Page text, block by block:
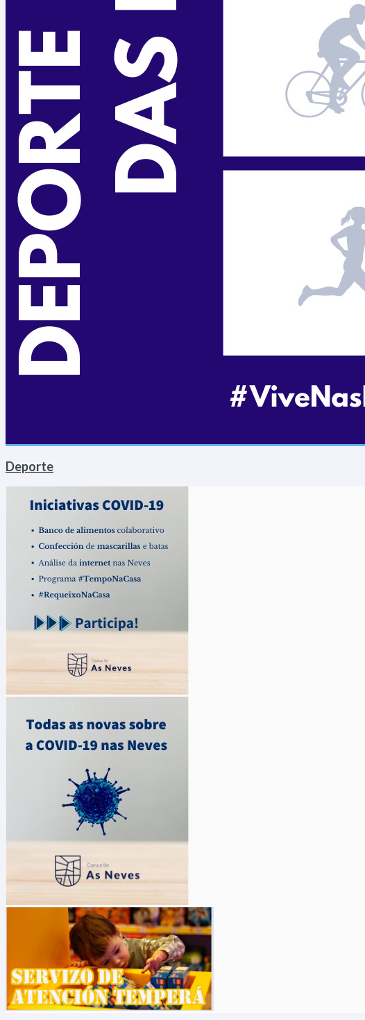
Escoitámoste
Interésache
Bandos
Deporte